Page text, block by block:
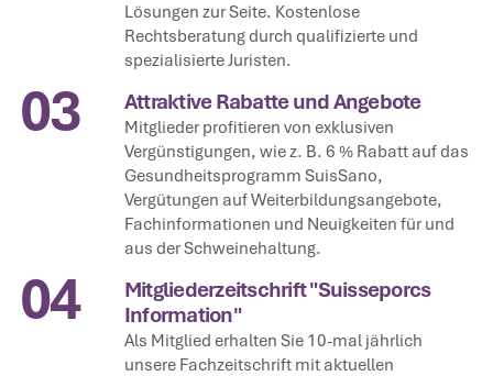
Lösungen zur Seite. Kostenlose
Rechtsberatung durch qualifizierte und
spezialisierte Juristen.
03 Attraktive Rabatte und Angebote
Mitglieder profitieren von exklusiven
Vergünstigungen, wie z. B. 6 % Rabatt auf das
Gesundheitsprogramm SuisSano,
Vergütungen auf Weiterbildungsangebote,
Fachinformationen und Neuigkeiten für und
aus der Schweinehaltung.
04
Mitgliederzeitschrift "Suisseporcs
Information"
Als Mitglied erhalten Sie 10-mal jährlich
unsere Fachzeitschrift mit aktuellen